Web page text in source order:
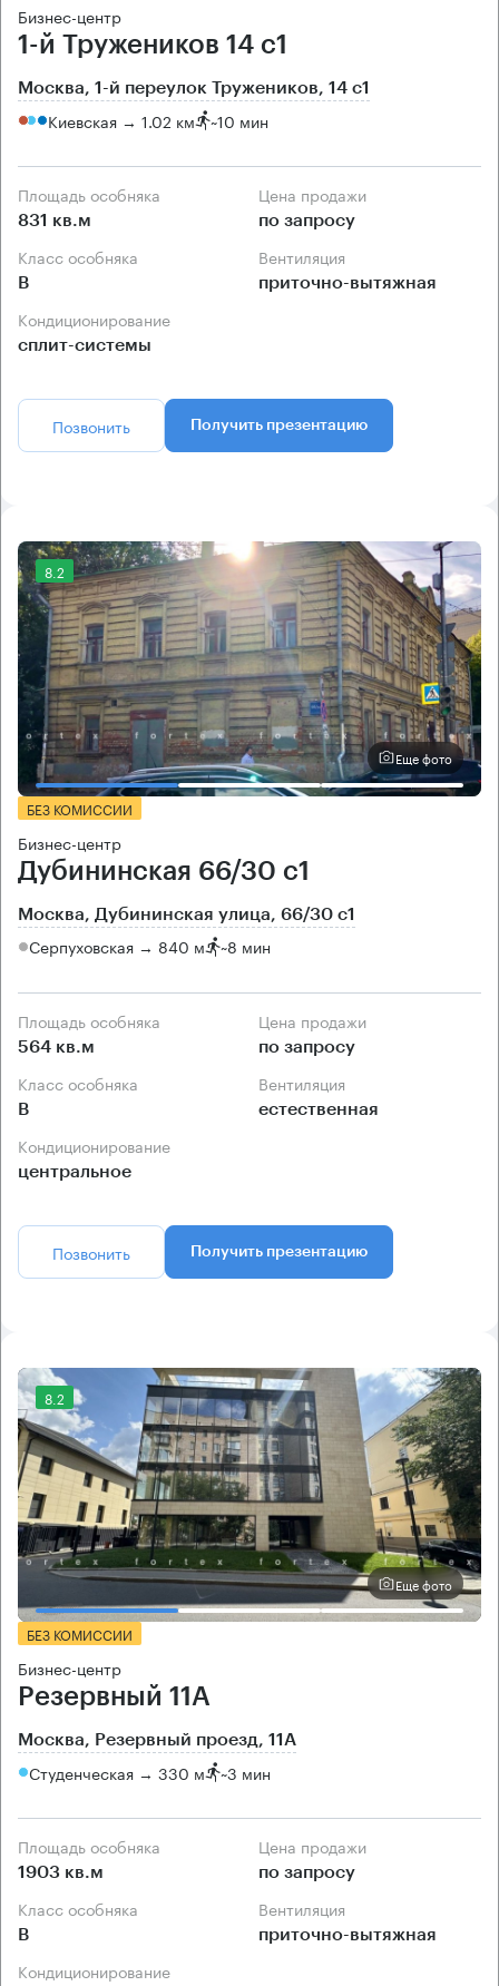
Бизнес-центр
1-й Тружеников 14 с1
Москва, 1-й переулок Тружеников, 14 с1
Киевская → 1.02 км ~10 мин
Площадь особняка
831 кв.м
Цена продажи
по запросу
Класс особняка
B
Вентиляция
приточно-вытяжная
Кондиционирование
сплит-системы
Позвонить Получить презентацию
8.2
Еще фото
БЕЗ КОМИССИИ
Бизнес-центр
Дубининская 66/30 с1
Москва, Дубининская улица, 66/30 с1
Серпуховская → 840 м ~8 мин
Площадь особняка
564 кв.м
Цена продажи
по запросу
Класс особняка
B
Вентиляция
естественная
Кондиционирование
центральное
Позвонить Получить презентацию
8.2
Еще фото
БЕЗ КОМИССИИ
Бизнес-центр
Резервный 11А
Москва, Резервный проезд, 11А
Студенческая → 330 м ~3 мин
Площадь особняка
1903 кв.м
Цена продажи
по запросу
Класс особняка
B
Вентиляция
приточно-вытяжная
Кондиционирование